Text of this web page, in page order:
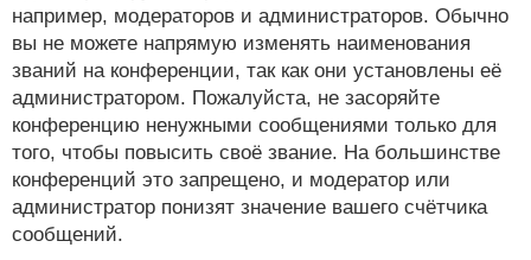
например, модераторов и администраторов. Обычно
вы не можете напрямую изменять наименования
званий на конференции, так как они установлены её
администратором. Пожалуйста, не засоряйте
конференцию ненужными сообщениями только для
того, чтобы повысить своё звание. На большинстве
конференций это запрещено, и модератор или
администратор понизят значение вашего счётчика
сообщений.